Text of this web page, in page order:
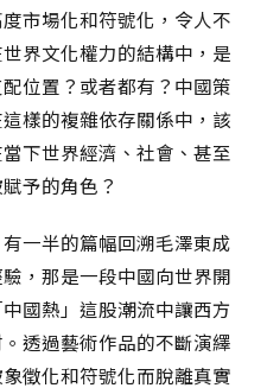
市場化和符號化，令人不
界文化權力的結構中，是
位置？或者都有？中國策
樣的複雜依存關係中，該
下世界經濟、社會、甚至
予的角色？
一半的篇幅回溯毛澤東成
，那是一段中國向世界開
國熱」這股潮流中讓西方
透過藝術作品的不斷演繹
徵化和符號化而脫離真實